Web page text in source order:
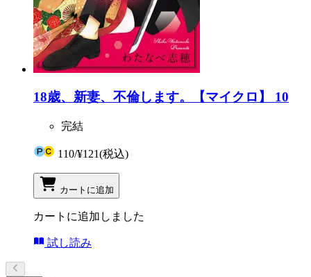
18歳、新妻、不倫します。【マイクロ】 10
完結
110/¥121(税込)
カートに追加
カートに追加しました
試し読み